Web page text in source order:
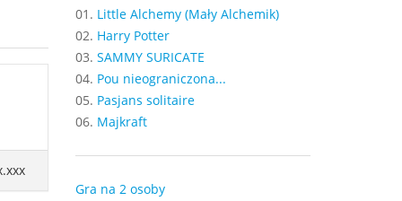
01. Little Alchemy (Mały Alchemik)
02. Harry Potter
03. SAMMY SURICATE
04. Pou nieograniczona...
05. Pasjans solitaire
06. Majkraft
Gra na 2 osoby